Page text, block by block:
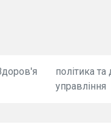
політика
управління